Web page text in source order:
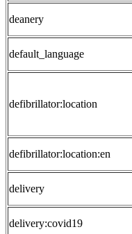
deanery
default_language
defibrillator:location
defibrillator:location:en
delivery
delivery:covid19